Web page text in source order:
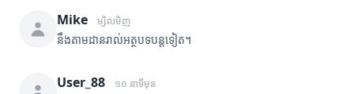
Mike ម្សិលមិញ
នឹងតាមដានរាល់អត្ថបទបន្តទៀត។
User_88 ១០ នាទីមុន